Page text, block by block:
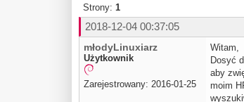
Strony: 1
2018-12-04 00:37:05
młodyLinuxiarz
Użytkownik
Zarejestrowany: 2016-01-25
Witam,
Dosyć
aby
moim